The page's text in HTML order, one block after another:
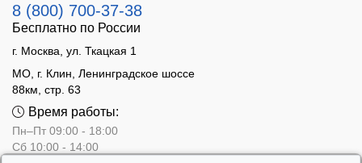
8 (800) 700-37-38
Бесплатно по России
г. Москва, ул. Ткацкая 1
МО, г. Клин, Ленинградское шоссе
88км, стр. 63
Время работы:
Пн–Пт 09:00 - 18:00
Сб 10:00 - 14:00